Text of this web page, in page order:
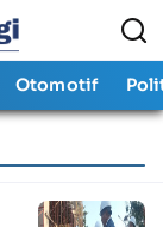
Otomotif